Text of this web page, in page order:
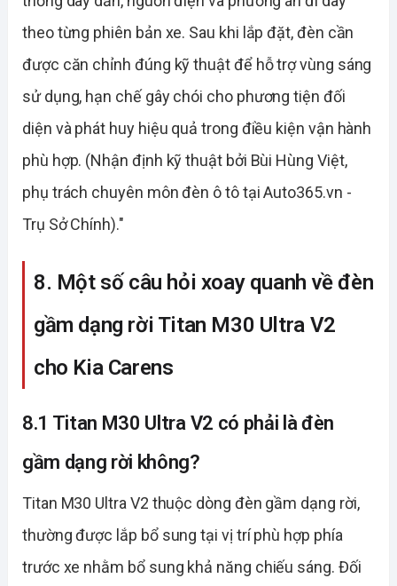
theo từng phiên bản xe. Sau khi lắp đặt, đèn cần
được căn chỉnh đúng kỹ thuật để hỗ trợ vùng sáng
sử dụng, hạn chế gây chói cho phương tiện đối
diện và phát huy hiệu quả trong điều kiện vận hành
phù hợp. (Nhận định kỹ thuật bởi Bùi Hùng Việt,
phụ trách chuyên môn đèn ô tô tại Auto365.vn -
Trụ Sở Chính)."
8. Một số câu hỏi xoay quanh về đèn
gầm dạng rời Titan M30 Ultra V2
cho Kia Carens
8.1 Titan M30 Ultra V2 có phải là đèn
gầm dạng rời không?
Titan M30 Ultra V2 thuộc dòng đèn gầm dạng rời,
thường được lắp bổ sung tại vị trí phù hợp phía
trước xe nhằm bổ sung khả năng chiếu sáng. Đối